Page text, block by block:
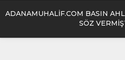
ADANAMUHALİF.COM BASIN
SÖZ